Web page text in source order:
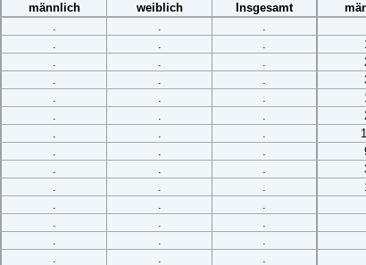
männlich weiblich Insgesamt
. . .
. . .
. . .
. . .
. . .
. . .
. . .
. . .
. . .
. . .
. . .
. . .
. . .
. . .